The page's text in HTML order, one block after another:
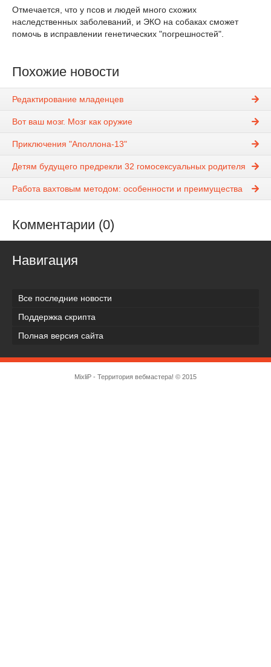
Отмечается, что у псов и людей много схожих
наследственных заболеваний, и ЭКО на собаках сможет
помочь в исправлении генетических "погрешностей".
Похожие новости
Редактирование младенцев
Вот ваш мозг. Мозг как оружие
Приключения "Аполлона-13"
Детям будущего предрекли 32 гомосексуальных родителя
Работа вахтовым методом: особенности и преимущества
Комментарии (0)
Навигация
Все последние новости
Поддержка скрипта
Полная версия сайта
MixliP - Территория вебмастера! © 2015